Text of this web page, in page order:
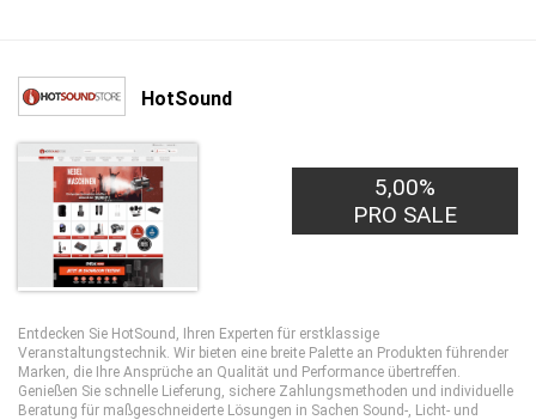
HotSound
5,00%
PRO SALE
Entdecken Sie HotSound, Ihren Experten für erstklassige
Veranstaltungstechnik. Wir bieten eine breite Palette an Produkten führender
Marken, die Ihre Ansprüche an Qualität und Performance übertreffen.
Genießen Sie schnelle Lieferung, sichere Zahlungsmethoden und individuelle
Beratung für maßgeschneiderte Lösungen in Sachen Sound-, Licht- und